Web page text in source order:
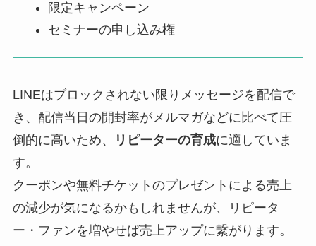
限定キャンペーン
セミナーの申し込み権
LINEはブロックされない限りメッセージを配信で
き、配信当日の開封率がメルマガなどに比べて圧
倒的に高いため、
リピーターの育成に適していま
す。
クーポンや無料チケットのプレゼントによる売上
の減少が気になるかもしれませんが、リピータ
ー・ファンを増やせば売上アップに繋がります。